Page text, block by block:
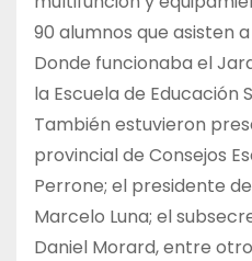
90 alumnos que asisten
Donde funcionaba el
la Escuela de Educación
También estuvieron
provincial de Consejos
Perrone; el presidente
Marcelo Luna; el
Daniel Morard, entre